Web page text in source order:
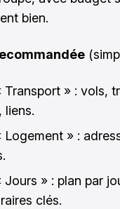
bien.
Transport » : vols,
liens.
Logement » :
Jours » : plan par
clés.